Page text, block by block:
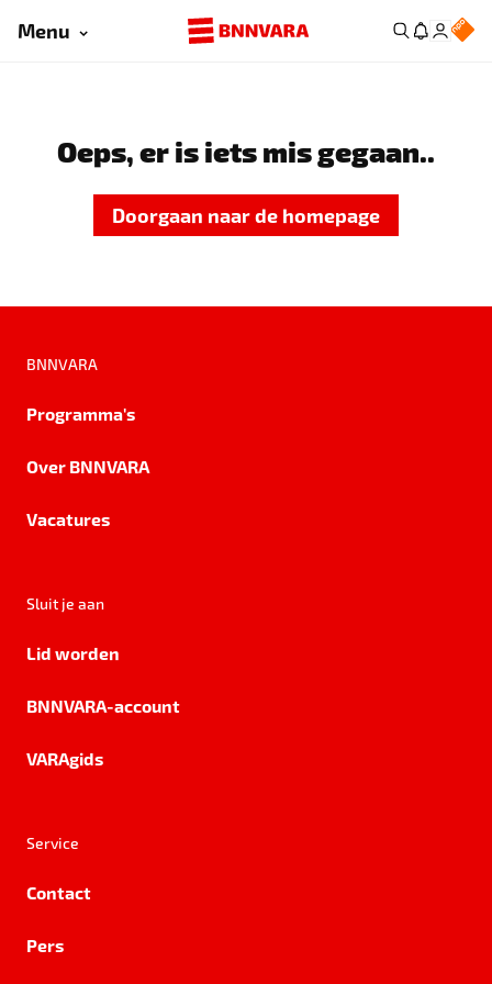
Menu
Oeps, er is iets mis gegaan..
Doorgaan naar de homepage
BNNVARA
Programma's
Over BNNVARA
Vacatures
Sluit je aan
Lid worden
BNNVARA-account
VARAgids
Service
Contact
Pers